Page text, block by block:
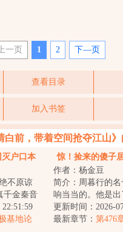
一页 1 2 下—页
查看目录
加入书签
白前，带着空间抢夺江山
看
户口本
不原谅
千金秦音
，渴求
基地论
惊！捡来的傻子
作者：杨金豆
简介：周暮行的
响当当的。他是
断，腹黑无情，
面，优秀到让人望
更新时间：2026-
最新章节： 第476